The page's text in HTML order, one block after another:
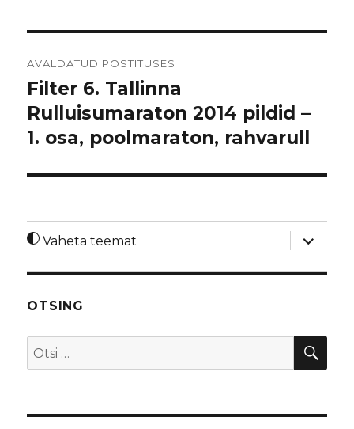
AVALDATUD POSTITUSES
Filter 6. Tallinna
Rulluisumaraton 2014 pildid –
1. osa, poolmaraton, rahvarull
Vaheta teemat
laienda
OTSING
Otsi: